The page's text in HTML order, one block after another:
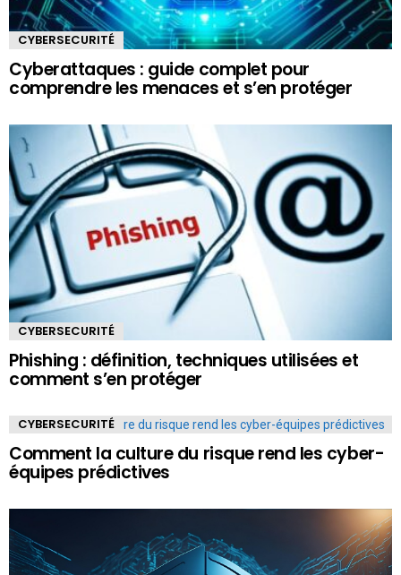
CYBERSECURITÉ
Cyberattaques : guide complet pour
comprendre les menaces et s’en protéger
CYBERSECURITÉ
Phishing : définition, techniques utilisées et
comment s’en protéger
CYBERSECURITÉ
Comment la culture du risque rend les cyber-
équipes prédictives